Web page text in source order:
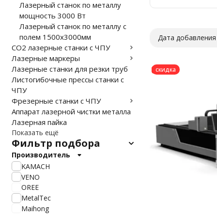
Вт
Дата добавления
скидка
Лазерный станок по металлу
мощность 3000 Вт
Лазерный станок по металлу с
полем 1500х3000мм
CO2 лазерные станки с ЧПУ
Лазерные маркеры
Лазерные станки для резки труб
Листогибочные прессы станки с
ЧПУ
Фрезерные станки с ЧПУ
Аппарат лазерной чистки металла
Лазерная пайка
Показать ещё
Фильтр подбора
Производитель
KAMACH
VENO
OREE
MetalTec
Maihong